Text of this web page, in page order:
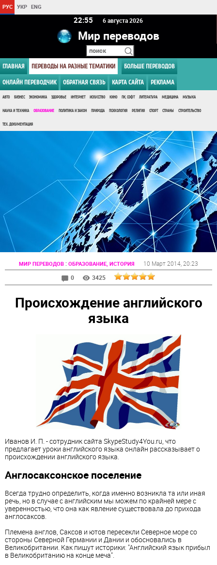
РУС УКР ENG
22 55 6 августа 2026
Мир переводов
ГЛАВНАЯ ПЕРЕВОДЫ НА РАЗНЫЕ ТЕМАТИКИ БОЛЬШЕ ПЕРЕВОДОВ
ОНЛАЙН ПЕРЕВОДЧИК ОБРАТНАЯ СВЯЗЬ КАРТА САЙТА РЕКЛАМА
АВТО БИЗНЕС ЭКОНОМИКА ЗДОРОВЬЕ ИНТЕРНЕТ ИСКУССТВО КИНО ПК, СОФТ ЛИТЕРАТУРА МЕДИЦИНА МУЗЫКА
НАУКА И ТЕХНИКА ОБРАЗОВАНИЕ ПОЛИТИКА И ЗАКОН ПРИРОДА ПСИХОЛОГИЯ РЕЛИГИЯ СПОРТ СТРАНЫ СТРОИТЕЛЬСТВО
ТЕХ. ДОКУМЕНТАЦИЯ
МИР ПЕРЕВОДОВ : ОБРАЗОВАНИЕ, ИСТОРИЯ 10 Март 2014 , 20:23
0
3425
Происхождение английского
языка
Иванов И. П. - сотрудник сайта SkypeStudy4You.ru, что
предлагает уроки английского языка онлайн рассказывает о
происхождении английского языка.
Англосаксонское поселение
Всегда трудно определить, когда именно возникла та или иная
речь, но в случае с английским мы можем по крайней мере с
уверенностью, что она как явление существовала до прихода
англосаксов.
Племена англов, Саксов и ютов пересекли Северное море со
стороны Северной Германии и Дании и обосновались в
Великобритании. Как пишут историки: "Английский язык прибыл
в Великобританию на конце меча".